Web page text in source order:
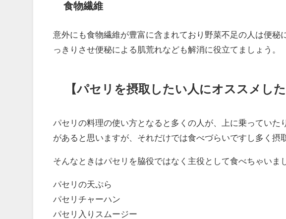
食物繊維
意外にも食物繊維が豊富に含まれており野菜不足の人は便
っきりさせ便秘による肌荒れなども解消に役立てましょう。
【パセリを摂取したい人にオススメした
パセリの料理の使い方となると多くの人が、上に乗ってい
があると思いますが、それだけでは食べづらいですし多く摂
そんなときはパセリを脇役ではなく主役として食べちゃいま
パセリの天ぷら
パセリチャーハン
パセリ入りスムージー